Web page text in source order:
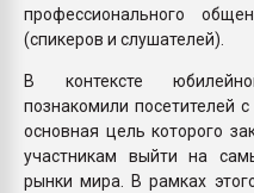
профессионального
(спикеров и слушателей).
В контексте
познакомили посетителей
основная цель которого
участникам выйти на
рынки мира. В рамках